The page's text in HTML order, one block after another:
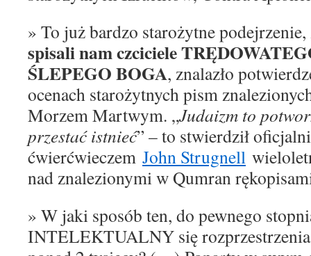
» To już bardzo starożytne
spisali nam czciciele
ŚLEPEGO BOGA, znalazło
ocenach starożytnych pism
Morzem Martwym. „Judaizm to
przestać istnieć” – to stwierdził
ćwierćwieczem John Strugnell
nad znalezionymi w Qumran
» W jaki sposób ten, do pewnego
INTELEKTUALNY się